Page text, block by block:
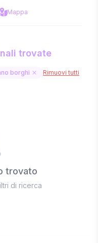
Mappa
trovate
borghi Rimuovi tutti
trovato
di ricerca